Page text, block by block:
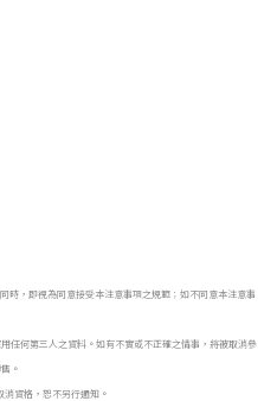
時，即視為同意接受本注意事項之規範；如不同意本注意事
任何第三人之資料。如有不實或不正確之情事，將被取消參
。
資格，恕不另行通知。